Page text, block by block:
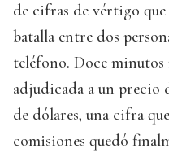
de cifras de vértigo
batalla entre dos
teléfono. Doce minutos
adjudicada a un precio
de dólares, una cifra
comisiones quedó